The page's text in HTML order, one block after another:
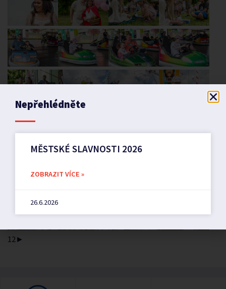
1 2 ►
Nepřehlédněte
MĚSTSKÉ SLAVNOSTI 2026
ZOBRAZIT VÍCE »
26.6.2026